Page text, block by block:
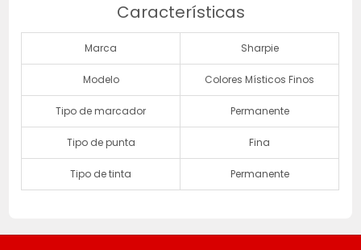
Características
Marca Sharpie
Modelo Colores Místicos Finos
Tipo de marcador Permanente
Tipo de punta Fina
Tipo de tinta Permanente